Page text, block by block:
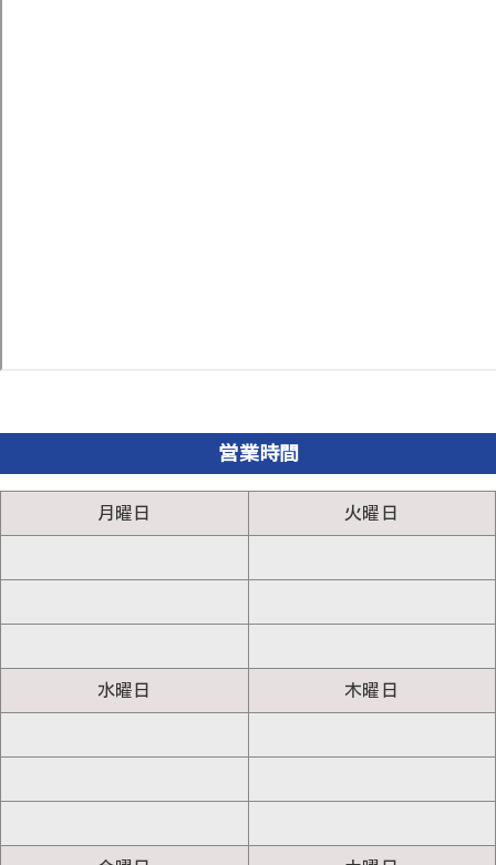
営業時間
月曜日 火曜日
水曜日 木曜日